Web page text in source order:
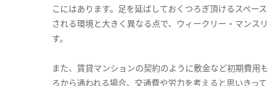
こにはあります。足を延ばしておくつろぎ頂けるスペー
される環境と大きく異なる点で、ウィークリー・マンス
す。
また、賃貸マンションの契約のように敷金など初期費用
ろから通われる場合、交通費や労力を考えると思いきっ